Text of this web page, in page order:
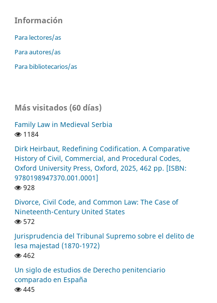
Información
Para lectores/as
Para autores/as
Para bibliotecarios/as
Más visitados (60 días)
Family Law in Medieval Serbia
1184
Dirk Heirbaut, Redefining Codification. A Comparative
History of Civil, Commercial, and Procedural Codes,
Oxford University Press, Oxford, 2025, 462 pp. [ISBN:
9780198947370.001.0001]
928
Divorce, Civil Code, and Common Law: The Case of
Nineteenth-Century United States
572
Jurisprudencia del Tribunal Supremo sobre el delito de
lesa majestad (1870-1972)
462
Un siglo de estudios de Derecho penitenciario
comparado en España
445